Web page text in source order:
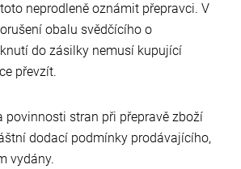
neprodleně oznámit přepravci. V
obalu svědčícího o
do zásilky nemusí kupující
převzít.
stran při přepravě zboží
dodací podmínky prodávajícího,
vydány.